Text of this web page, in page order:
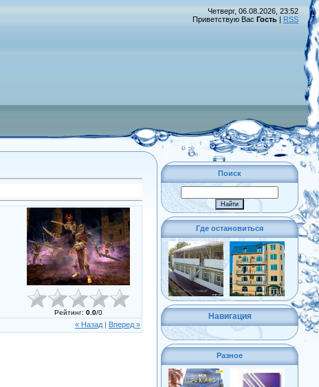
Четверг, 06.08.2026, 23:52
Приветствую Вас Гость | RSS
Рейтинг: 0.0/0
« Назад Вперед »
Поиск
Где остановиться
Навигация
Разное